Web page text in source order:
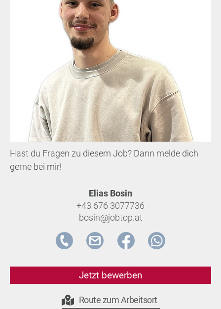
Hast du Fragen zu diesem Job? Dann melde dich
gerne bei mir!
Elias Bosin
+43 676 3077736
bosin@jobtop.at
Jetzt bewerben
Route zum Arbeitsort